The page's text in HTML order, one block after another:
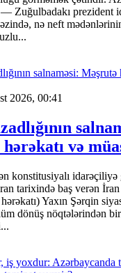
Zuğulbadakı prezident
nə neft
2026, 00:41
və
konstitusiyalı
tarixində baş verən İran
Yaxın Şərqin
dönüş nöqtələrindən